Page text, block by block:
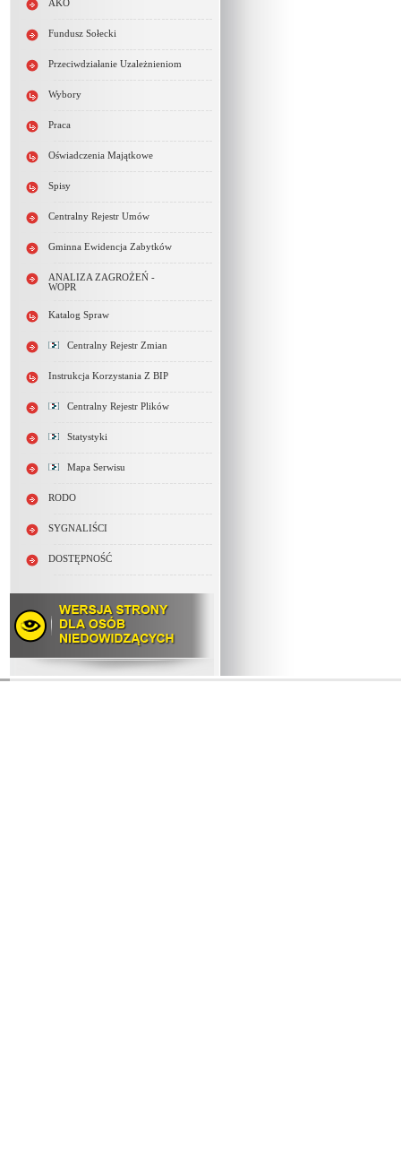
AKO
Fundusz Sołecki
Przeciwdziałanie Uzależnieniom
Wybory
Praca
Oświadczenia Majątkowe
Spisy
Centralny Rejestr Umów
Gminna Ewidencja Zabytków
ANALIZA ZAGROŻEŃ -
WOPR
Katalog Spraw
Centralny Rejestr Zmian
Instrukcja Korzystania Z BIP
Centralny Rejestr Plików
Statystyki
Mapa Serwisu
RODO
SYGNALIŚCI
DOSTĘPNOŚĆ